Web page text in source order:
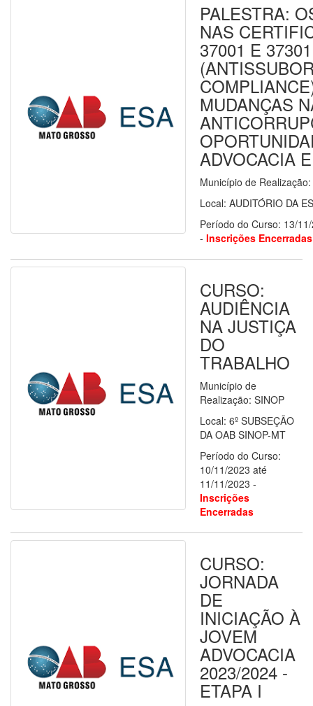
PALESTRA:
NAS
37001 E 37301
MUDANÇAS
ADVOCACIA
Município de
Local: AUDITÓRIO DA
Período do Curso: 13/
- Inscrições Encerradas
CURSO:
AUDIÊNCIA
NA JUSTIÇA
DO
TRABALHO
Município de
Realização: SINOP
Local: 6º SUBSEÇÃO
DA OAB SINOP-MT
Período do Curso:
10/11/2023 até
11/11/2023 -
Inscrições
Encerradas
CURSO:
JORNADA
DE
INICIAÇÃO À
JOVEM
ADVOCACIA
2023/2024 -
ETAPA I